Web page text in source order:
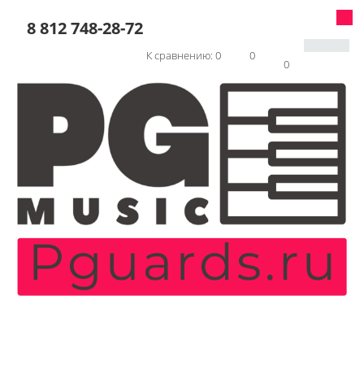
8 812 748-28-72
0
0
К сравнению: 0